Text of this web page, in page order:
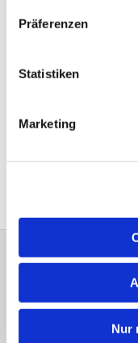
Präferenzen
Statistiken
Marketing
Nur